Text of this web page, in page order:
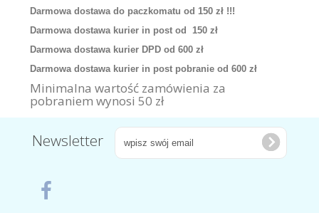
Darmowa dostawa do paczkomatu od 150 zł !!!
Darmowa dostawa kurier in post od 150 zł
Darmowa dostawa kurier DPD od 600 zł
Darmowa dostawa kurier in post pobranie od 600 zł
Minimalna wartość zamówienia za
pobraniem wynosi 50 zł
Newsletter